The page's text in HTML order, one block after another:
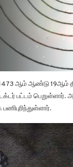
ஆம் ஆண்டு 19ஆம்
பட்டம்